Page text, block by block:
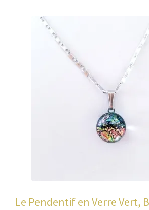
Le Pendentif en Verre Vert,